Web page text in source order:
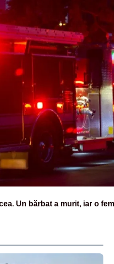
Un bărbat a murit, iar o